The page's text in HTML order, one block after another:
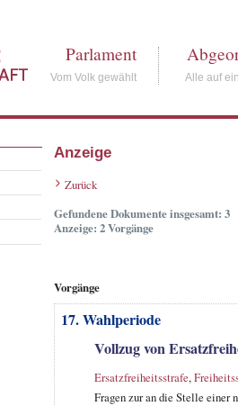
Parlament
Vom Volk gewählt Alle auf
Anzeige
Zurück
Gefundene Dokumente insgesamt: 3
Anzeige: 2 Vorgänge
Vorgänge
17. Wahlperiode
Vollzug von
Ersatzfreiheitsstrafe,
Fragen zur an die Stelle einer